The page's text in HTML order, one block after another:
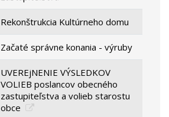
Rekonštrukcia Kultúrneho domu
Začaté správne konania - výruby
UVEREjNENIE VÝSLEDKOV
VOLIEB poslancov obecného
zastupiteľstva a volieb starostu
obce